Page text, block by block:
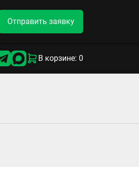
Отправить заявку
В корзине: 0